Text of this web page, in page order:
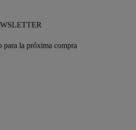
para la próxima compra